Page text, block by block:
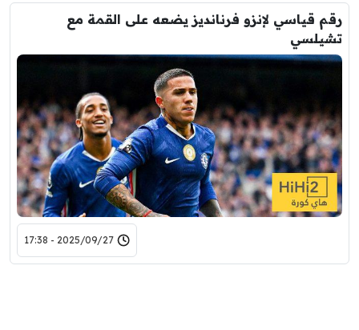
رقم قياسي لإنزو فرنانديز يضعه على القمة مع
تشيلسي
2025/09/27 - 17:38